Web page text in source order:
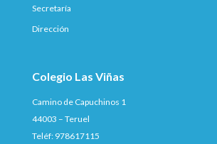
Secretaría
Dirección
Colegio Las Viñas
Camino de Capuchinos 1
44003 – Teruel
Teléf: 978617115